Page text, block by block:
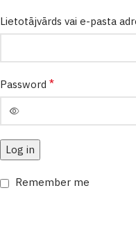
Lietotājvārds vai e-pasta
Password *
Log in
Remember me